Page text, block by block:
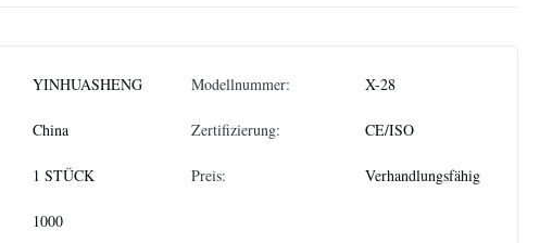
YINHUASHENG Modellnummer: X-28
China Zertifizierung: CE/ISO
1 STÜCK Preis: Verhandlungsfähig
1000